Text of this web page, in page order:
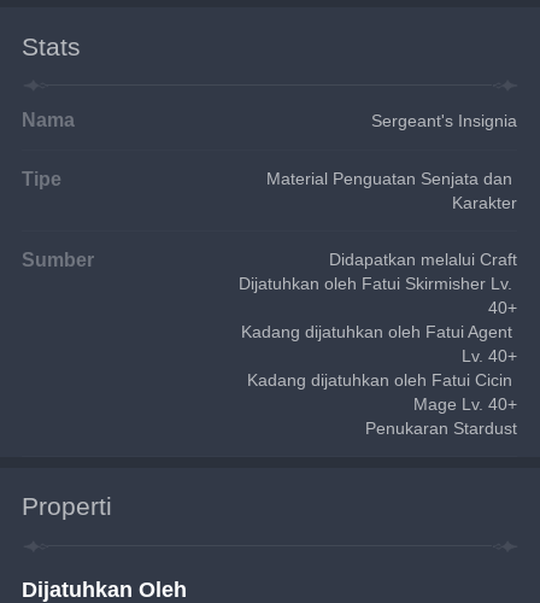
Stats
Nama Sergeant's Insignia
Tipe
Material Penguatan Senjata dan
Karakter
Sumber
Didapatkan melalui Craft
Dijatuhkan oleh Fatui Skirmisher Lv.
40+
Kadang dijatuhkan oleh Fatui Agent
Lv. 40+
Kadang dijatuhkan oleh Fatui Cicin
Mage Lv. 40+
Penukaran Stardust
Properti
Dijatuhkan Oleh